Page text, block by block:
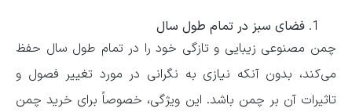
فضای سبز در تمام طول سال
چمن مصنوعی زیبایی و تازگی خود را در تمام طول سال حفظ
می‌کند، بدون آنکه نیازی به نگرانی در مورد تغییر فصول و
تاثیرات آن بر چمن باشد. این ویژگی، خصوصاً برای خرید چمن